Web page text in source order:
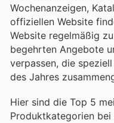
Wochenanzeigen,
offiziellen Website
Website regelmäßig
begehrten Angebote
verpassen, die
des Jahres
Hier sind die Top 5
Produktkategorien bei